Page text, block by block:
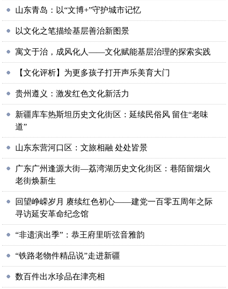
山东青岛：以“文博+”守护城市记忆
以文化之笔描绘基层善治新图景
寓文于治，成风化人——文化赋能基层治理的探索实践
【文化评析】为更多孩子打开声乐美育大门
贵州遵义：激发红色文化新活力
新疆库车热斯坦历史文化街区：延续民俗风 留住“老味
道”
山东东营河口区：文旅相融 处处皆景
广东广州逢源大街—荔湾湖历史文化街区：巷陌留烟火
老街焕新生
回望峥嵘岁月 赓续红色初心——建党一百零五周年之际
寻访延安革命纪念馆
“非遗演出季”：恭王府里听弦音雅韵
“铁路老物件精品说”走进新疆
数百件出水珍品在津亮相